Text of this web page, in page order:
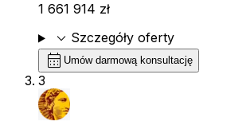
1 661 914 zł
expand_more Szczegóły oferty
calendar_month Umów darmową konsultację
3